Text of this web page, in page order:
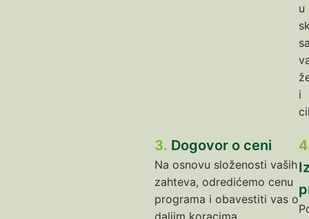
u
i
3. Dogovor o ceni
Na osnovu složenosti vaših
zahteva, odredićemo cenu
programa i obavestiti vas o
daljim koracima.